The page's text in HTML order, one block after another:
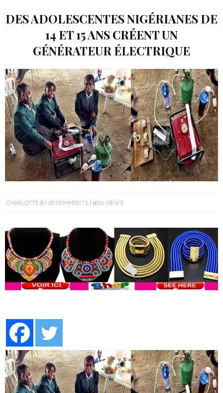
DES ADOLESCENTES NIGÉRIANES DE
14 ET 15 ANS CRÉENT UN
GÉNÉRATEUR ÉLECTRIQUE
CHARLOTTE B 26 COMMENTS 9610 VIEWS